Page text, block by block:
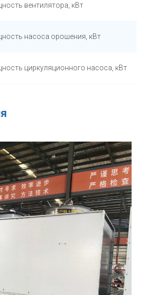
вентилятора, кВт
насоса орошения, кВт
циркуляционного насоса, кВт